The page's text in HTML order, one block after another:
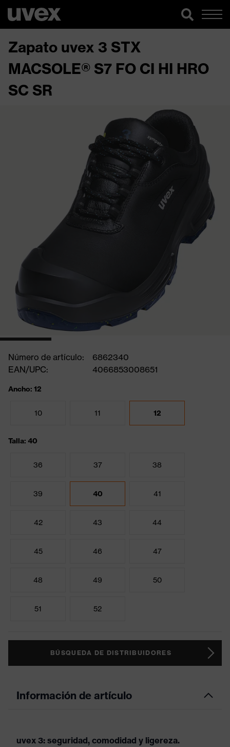
Zapato uvex 3 STX
MACSOLE® S7 FO CI HI HRO
SC SR
Número de artículo:
6862340
EAN/UPC:
4066853008651
Ancho: 12
10 11 12
Talla: 40
36 37 38
39 40 41
42 43 44
45 46 47
48 49 50
51 52
BÚSQUEDA DE DISTRIBUIDORES
Información de artículo
uvex 3: seguridad, comodidad y ligereza.